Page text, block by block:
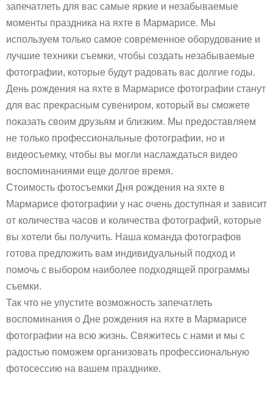
запечатлеть для вас самые яркие и незабываемые
моменты праздника на яхте в Мармарисе. Мы
используем только самое современное оборудование и
лучшие техники съемки, чтобы создать незабываемые
фотографии, которые будут радовать вас долгие годы.
День рождения на яхте в Мармарисе фотографии станут
для вас прекрасным сувениром, который вы сможете
показать своим друзьям и близким. Мы предоставляем
не только профессиональные фотографии, но и
видеосъемку, чтобы вы могли наслаждаться видео
воспоминаниями еще долгое время.
Стоимость фотосъемки Дня рождения на яхте в
Мармарисе фотографии у нас очень доступная и зависит
от количества часов и количества фотографий, которые
вы хотели бы получить. Наша команда фотографов
готова предложить вам индивидуальный подход и
помочь с выбором наиболее подходящей программы
съемки.
Так что не упустите возможность запечатлеть
воспоминания о Дне рождения на яхте в Мармарисе
фотографии на всю жизнь. Свяжитесь с нами и мы с
радостью поможем организовать профессиональную
фотосессию на вашем празднике.